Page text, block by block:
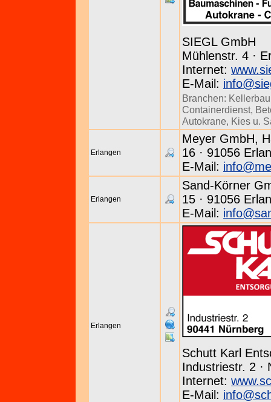
SIEGL GmbH
Mühlenstr. 4 ·
Internet:
E-Mail:
Branchen: Kellerbau
Containerdienst,
Autokrane, Kies u.
Erlangen
Meyer GmbH,
16 · 91056
E-Mail:
Erlangen
Sand-Körner
15 · 91056
E-Mail:
Erlangen
Schutt Karl
Industriestr. 2 ·
Internet:
E-Mail: